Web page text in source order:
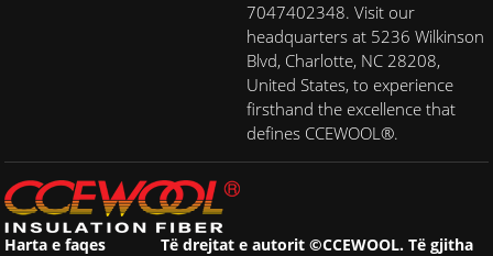
7047402348. Visit our
headquarters at 5236 Wilkinson
Blvd, Charlotte, NC 28208,
United States, to experience
firsthand the excellence that
defines CCEWOOL®.
Harta e faqes Të drejtat e autorit ©CCEWOOL. Të gjitha